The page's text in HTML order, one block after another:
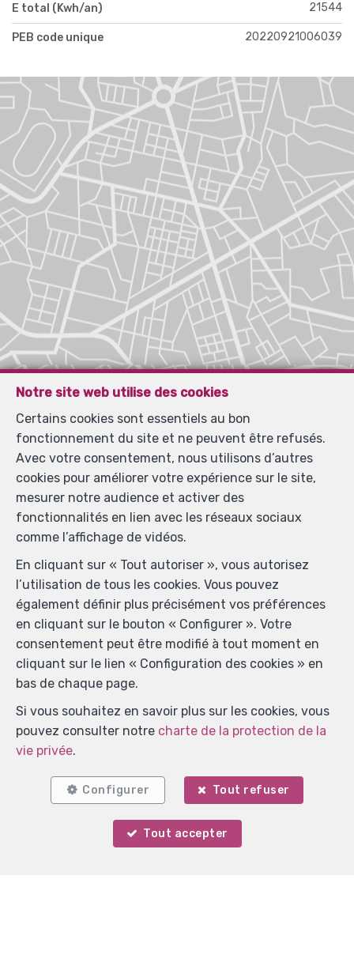
E total (Kwh/an) 21544
PEB code unique 20220921006039
Votre agent
Notre site web utilise des cookies
Certains cookies sont essentiels au bon
fonctionnement du site et ne peuvent être refusés.
Avec votre consentement, nous utilisons d’autres
cookies pour améliorer votre expérience sur le site,
mesurer notre audience et activer des
fonctionnalités en lien avec les réseaux sociaux
comme l’affichage de vidéos.
En cliquant sur « Tout autoriser », vous autorisez
l’utilisation de tous les cookies. Vous pouvez
également définir plus précisément vos préférences
en cliquant sur le bouton « Configurer ». Votre
consentement peut être modifié à tout moment en
cliquant sur le lien « Configuration des cookies » en
bas de chaque page.
Si vous souhaitez en savoir plus sur les cookies, vous
pouvez consulter notre charte de la protection de la
vie privée.
Configurer Tout refuser
Tout accepter